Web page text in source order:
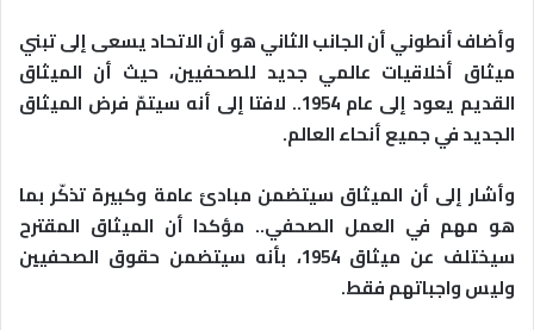
وأضاف أنطوني أن الجانب الثاني هو أن الاتحاد يسعى إلى تبني
ميثاق أخلاقيات عالمي جديد للصحفيين، حيث أن الميثاق
القديم يعود إلى عام 1954.. لافتا إلى أنه سيتمّ فرض الميثاق
الجديد في جميع أنحاء العالم.
وأشار إلى أن الميثاق سيتضمن مبادئ عامة وكبيرة تذكّر بما
هو مهم في العمل الصحفي.. مؤكدا أن الميثاق المقترح
سيختلف عن ميثاق 1954، بأنه سيتضمن حقوق الصحفيين
وليس واجباتهم فقط.